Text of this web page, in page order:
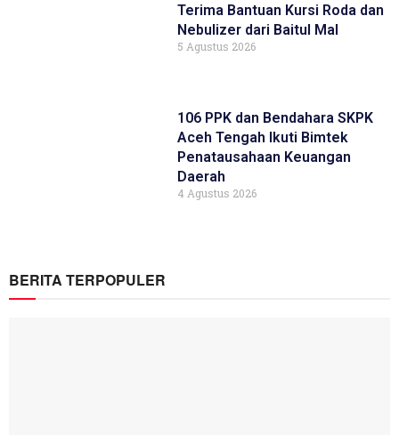
Terima Bantuan Kursi Roda dan
Nebulizer dari Baitul Mal
5 Agustus 2026
106 PPK dan Bendahara SKPK
Aceh Tengah Ikuti Bimtek
Penatausahaan Keuangan
Daerah
4 Agustus 2026
BERITA TERPOPULER